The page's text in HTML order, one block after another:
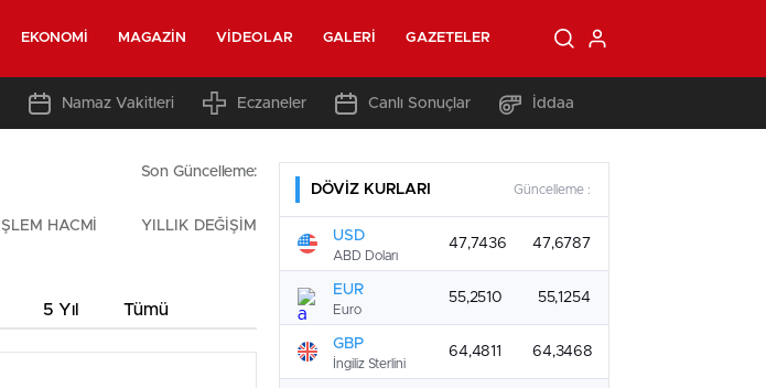
EKONOMI MAGAZIN VIDEOLAR GALERI GAZETELER
Namaz Vakitleri Eczaneler Canlı Sonuçlar İddaa
Son Güncelleme:
İŞLEM HACMİ YILLIK DEĞİŞİM
5 Yıl Tümü
DÖVİZ KURLARI Güncelleme :
USD
ABD Doları
47,7436 47,6787
EUR
Euro
55,2510 55,1254
GBP
İngiliz Sterlini
64,4811 64,3468